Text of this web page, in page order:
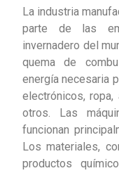
La industria
parte de las
invernadero del
quema de
energía necesaria
electrónicos,
otros. Las
funcionan
Los materiales,
productos